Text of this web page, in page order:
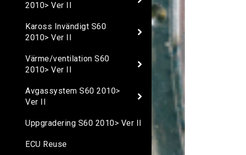
2010> Ver II
Kaross Invändigt S60
2010> Ver II
Värme/ventilation S60
2010> Ver II
Avgassystem S60 2010>
Ver II
Uppgradering S60 2010> Ver II
ECU Reuse